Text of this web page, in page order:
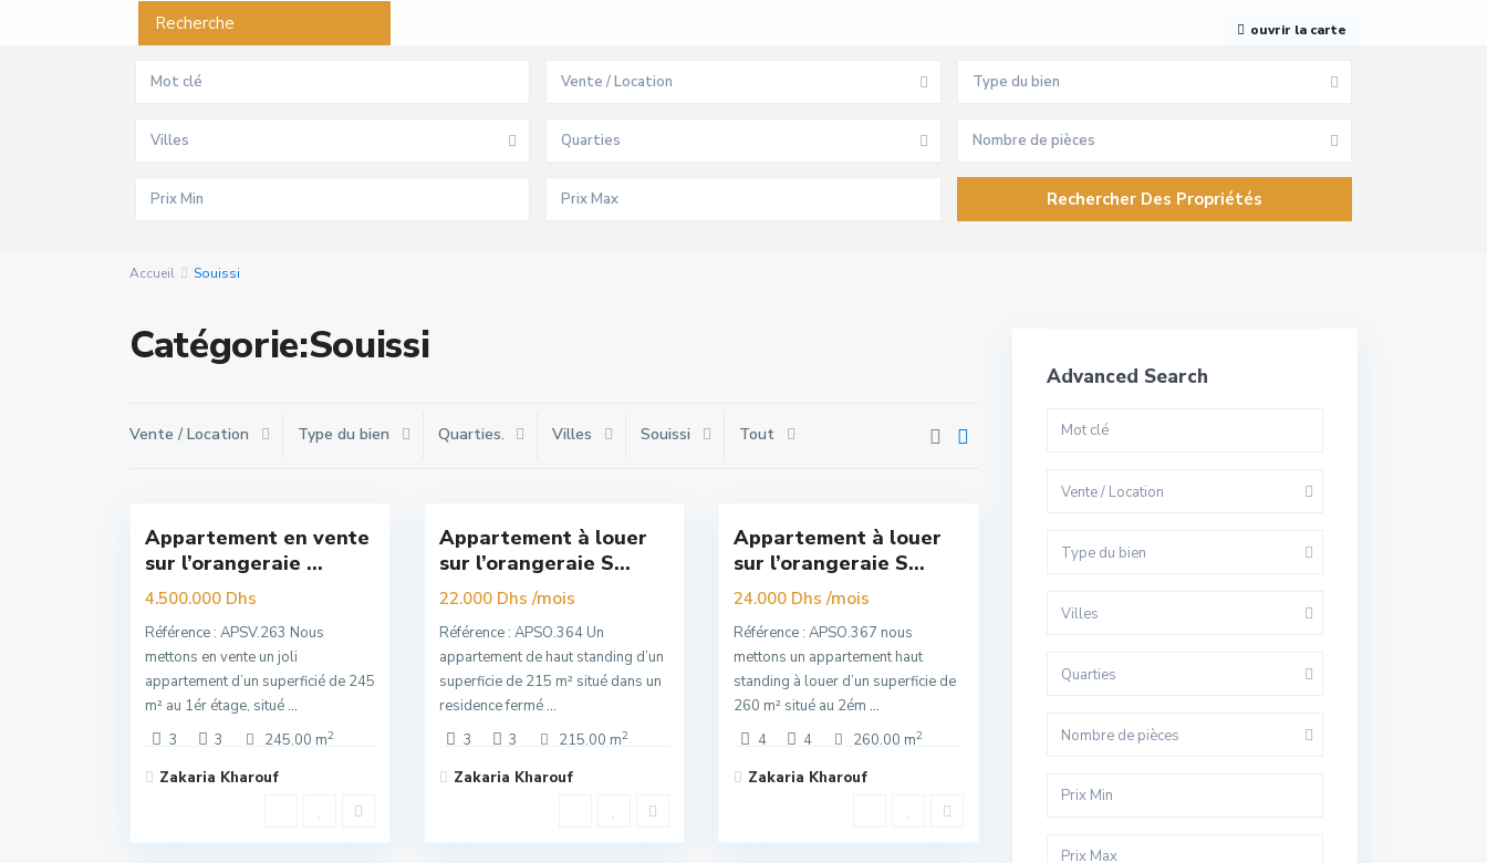
ouvrir la carte
Recherche
Vente / Location Type du bien
Villes Quarties Nombre de pièces
Accueil Souissi
Catégorie:Souissi
Vente / Location Type du bien Quarties. Villes Souissi Tout
Exclusivité
Appartement en vente
sur l’orangeraie ...
4.500.000 Dhs
Référence : APSV.263 Nous
mettons en vente un joli
appartement d’un superficié de 245
m² au 1ér étage, situé...
3
3 245.00 m2
Zakaria Kharouf
Exclusivité
Appartement à louer
sur l’orangeraie S...
22.000 Dhs/mois
Référence : APSO.364 Un
appartement de haut standing d’un
superficie de 215 m² situé dans un
residence fermé...
3
3 215.00 m2
Zakaria Kharouf
Exclusivité
Appartement à louer
sur l’orangeraie S...
24.000 Dhs/mois
Référence : APSO.367 nous
mettons un appartement haut
standing à louer d’un superficie de
260 m² situé au 2ém ...
4
4 260.00 m2
Zakaria Kharouf
Souissi Souissi Souissi
Advanced Search
Vente / Location
Type du bien
Villes
Quarties
Nombre de pièces